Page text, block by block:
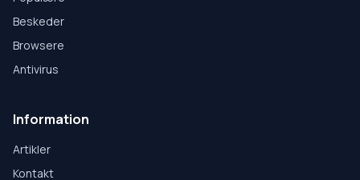
Beskeder
Browsere
Antivirus
Information
Artikler
Kontakt